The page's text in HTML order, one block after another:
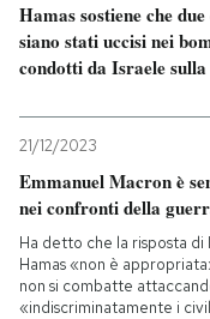
Hamas sostiene che
siano stati uccisi nei
condotti da Israele
21/12/2023
Emmanuel Macron è
nei confronti della
Ha detto che la risposta di
Hamas «non è
non si combatte
«indiscriminatamente i